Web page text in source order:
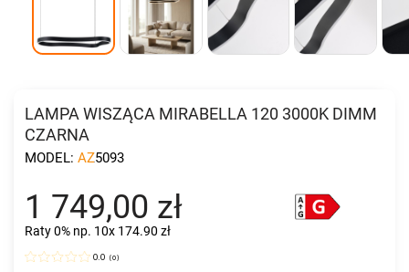
LAMPA WISZĄCA MIRABELLA 120 3000K DIMM
CZARNA
MODEL: AZ5093
1 749,00 zł
Raty 0% np. 10x 174.90 zł
0.0 (0)